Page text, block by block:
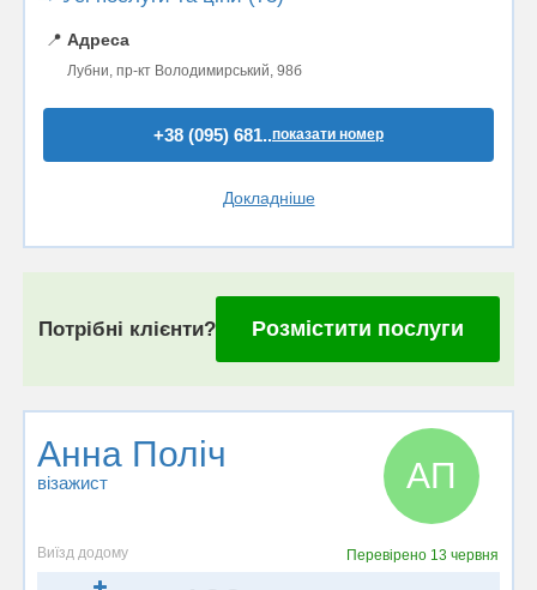
📍 Адреса
Лубни, пр-кт Володимирський, 98б
+38 (095) 681..показати номер
Докладніше
Потрібні клієнти? Розмістити послуги
Анна Поліч
візажист АП
Виїзд додому Перевірено 13 червня